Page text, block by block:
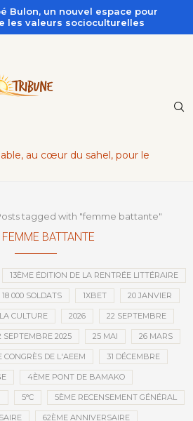
Bulon, un nouvel espace pour
les valeurs socioculturelles
au cœur du sahel, pour le
tagged with "femme battante"
FEMME BATTANTE
13ÈME ÉDITION DE LA RENTRÉE LITTÉRAIRE
18 000 SOLDATS 1XBET 20 JANVIER
CULTURE 2026 22 SEPTEMBRE
SEPTEMBRE 2025 25 MAI 26 MARS
CONGRÈS DE L'AEEM 31 DÉCEMBRE
4ÈME PONT DE BAMAKO
5°C 5ÈME RECENSEMENT GÉNÉRAL
62ÈME ANNIVERSAIRE